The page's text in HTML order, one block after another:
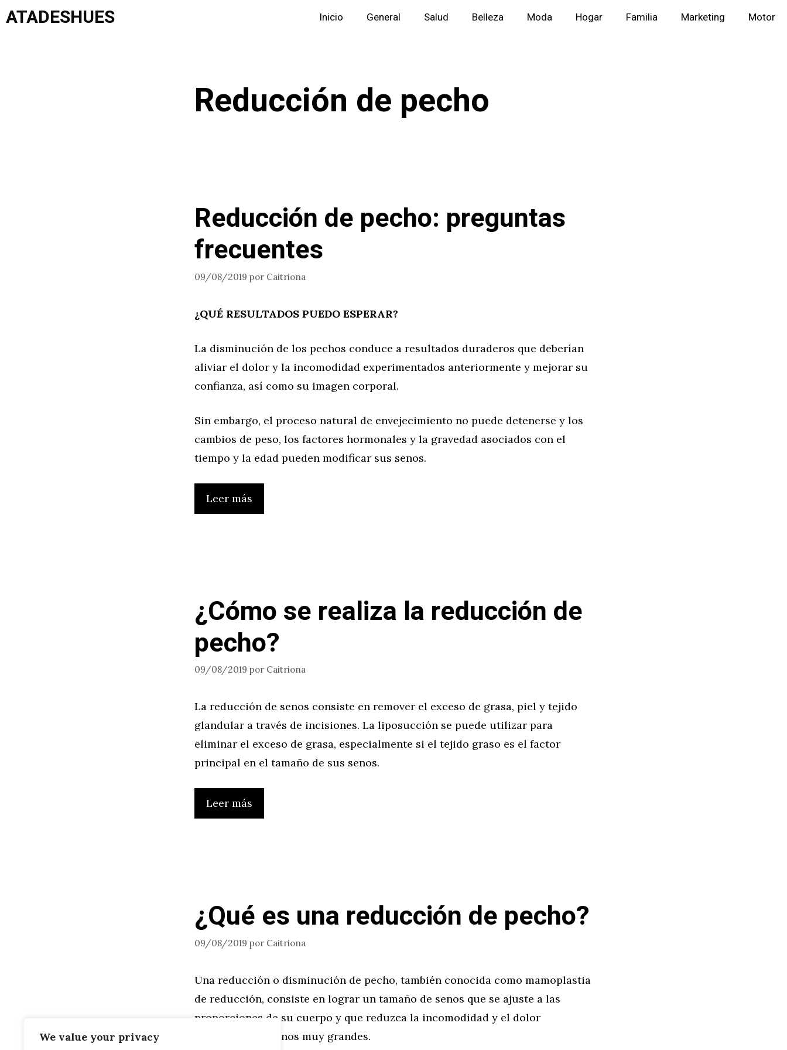
We value your privacy
Saltar
alATADESHUES Inicio General Salud Belleza Moda Hogar Familia Marketing Motor
Reducción de pecho
Reducción de pecho: preguntas
frecuentes
09/08/2019 por Caitriona
¿QUÉ RESULTADOS PUEDO ESPERAR?
La disminución de los pechos conduce a resultados duraderos que deberían
aliviar el dolor y la incomodidad experimentados anteriormente y mejorar su
confianza, así como su imagen corporal.
Sin embargo, el proceso natural de envejecimiento no puede detenerse y los
cambios de peso, los factores hormonales y la gravedad asociados con el
tiempo y la edad pueden modificar sus senos.
Leer más
¿Cómo se realiza la reducción de
pecho?
09/08/2019 por Caitriona
La reducción de senos consiste en remover el exceso de grasa, piel y tejido
glandular a través de incisiones. La liposucción se puede utilizar para
eliminar el exceso de grasa, especialmente si el tejido graso es el factor
principal en el tamaño de sus senos.
Leer más
¿Qué es una reducción de pecho?
09/08/2019 por Caitriona
Una reducción o disminución de pecho, también conocida como mamoplastia
de reducción, consiste en lograr un tamaño de senos que se ajuste a las
proporciones de su cuerpo y que reduzca la incomodidad y el dolor
asociados con senos muy grandes.